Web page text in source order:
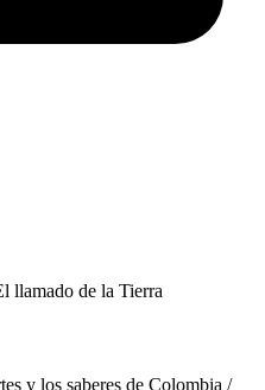
llamado de la Tierra